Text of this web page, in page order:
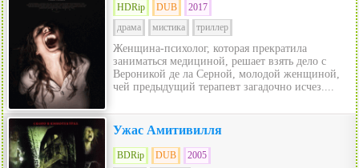
HDRip DUB
2017
драма
мистика триллер
Женщина-психолог, которая прекратила
заниматься медициной, решает взять дело с
Вероникой де ла Серной, молодой женщиной,
чей предыдущий терапевт загадочно исчез....
Ужас Амитивилля
BDRip DUB
2005